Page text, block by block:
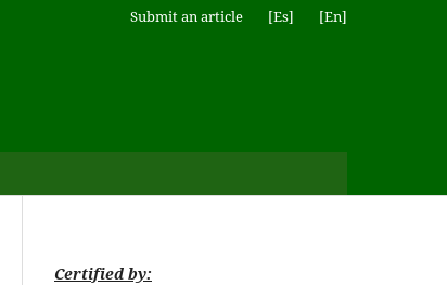
Submit an article [Es] [En]
Certified by: